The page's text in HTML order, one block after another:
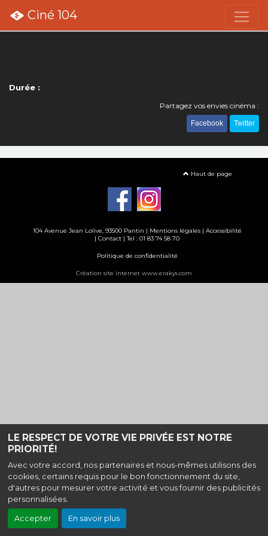
LE RESPECT DE VOTRE VIE PRIVÉE EST NOTRE
PRIORITÉ!
Avec votre accord, nos partenaires et nous-mêmes utilisons des
cookies, certains requis pour le bon fonctionnement du site,
d'autres pour mesurer votre activité et vous fournir des publicités
personnalisées.
Accepter En savoir plus
Ciné 104
Durée :
Partagez vos envies cinéma :
Facebook Twitter
Haut de page
104 Avenue Jean Lolive, 93500 Pantin | Mentions légales| Accessibilité
| Contact | Tel : 01 83 74 58 70
Politique de confidentialité
Création site internet www.erakys.com